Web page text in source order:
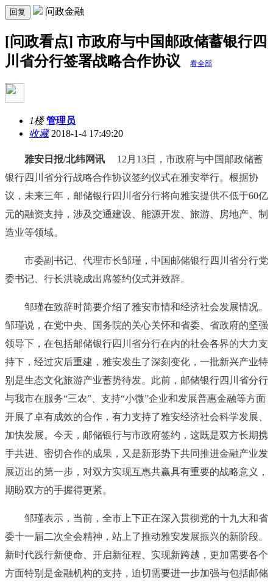
回复 问政金融
[问政看点] 市政府与中国邮政储蓄银行四
川省分行签署战略合作协议
看全部
1楼 管理员
收藏2018-1-4 17:49:20
雅安日报/北纬网讯
12月13日，市政府与中国邮政储蓄
银行四川省分行战略合作协议签约仪式在雅安举行。根据协
议，未来三年，邮储银行四川省分行将向雅安提供不低于60亿
元的融资支持，涉及交通建设、能源开发、旅游、房地产、制
造业等领域。
市委副书记、代理市长邹瑾，中国邮储银行四川省分行党
委书记、行长洪晓成出席签约仪式并致辞。
邹瑾在致辞时简要介绍了雅安市情和经济社会发展情况。
邹瑾说，在党中央、国务院的关心关怀和省委、省政府的坚强
领导下，在包括邮储银行四川省分行在内的社会各界的大力支
持下，经过灾后重建，雅安发生了深刻变化，一批新兴产业特
别是生态文化旅游产业蓄势待发。此前，邮储银行四川省分行
与我市在服务“三农”、支持“小微”企业和发展普惠金融等方面
开展了卓有成效的合作，有力支持了雅安经济社会科学发展、
加快发展。今天，邮储银行与市政府签约，这既是双方长期携
手共进、密切合作的成果，又是新形势下共同推进金融产业发
展迈出的第一步，对双方实现互惠共赢具有重要的战略意义，
期盼双方的手握得更紧。
邹瑾表示，当前，全市上下正在深入贯彻党的十九大和省
委十一届二次全会精神，站上了推动雅安发展振兴的新阶段。
新时代践行新使命、开启新征程、实现新跨越，更加需要各个
方面特别是金融机构的支持，迫切需要进一步加强与包括邮储